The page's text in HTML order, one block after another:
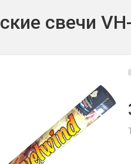
Дневные батареи
Терочные
Фитильные
Лимонки, гранаты
Корсары
свечи